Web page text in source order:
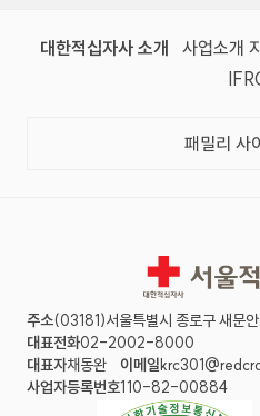
대한적십자사 소개 (새 창)
사업소개 (
패밀리 사
서울적십자병원
주소(03181)서울특별시 종로구 새문
대표전화02-2002-8000
대표자채동완 이메일
사업자등록번호110-82-00884